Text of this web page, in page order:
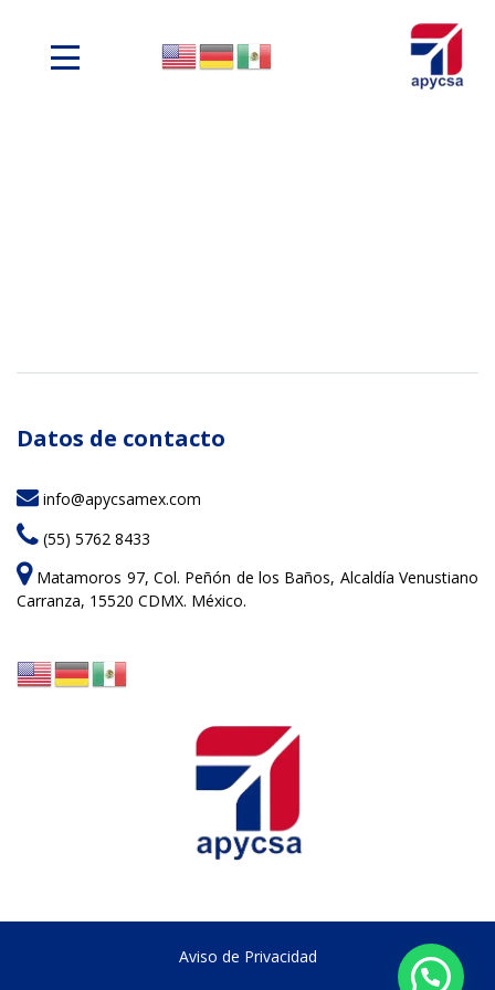
Datos de contacto
info@apycsamex.com
(55) 5762 8433
Matamoros 97, Col. Peñón de los Baños, Alcaldía Venustiano
Carranza, 15520 CDMX. México.
Aviso de Privacidad